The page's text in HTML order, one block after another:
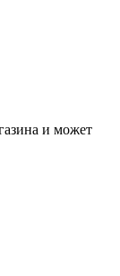
и может